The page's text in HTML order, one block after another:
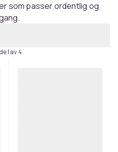
som passer ordentlig og
1 av 4